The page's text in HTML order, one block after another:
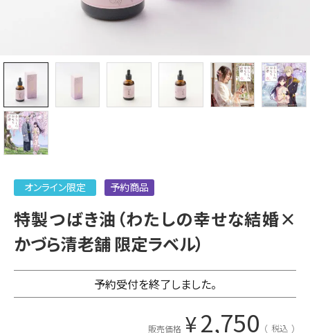
オンライン限定 予約商品
特製つばき油（わたしの幸せな結婚×
かづら清老舗 限定ラベル）
予約受付を終了しました。
販売価格 ¥2,750 税込